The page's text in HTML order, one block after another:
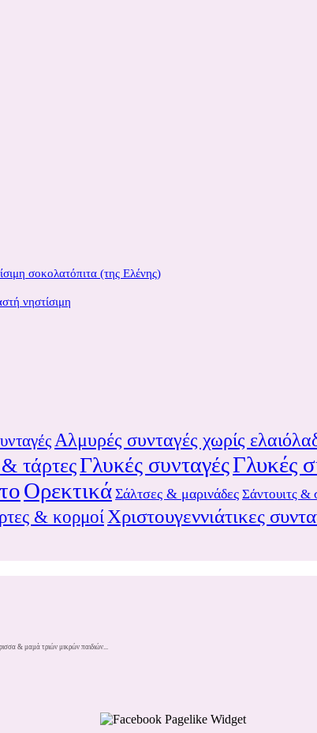
σοκολατόπιτα (της Ελένης)
νηστίσιμη
Αλμυρές συνταγές χωρίς
τάρτεςΓλυκές συνταγέςΓλυκές
Ορεκτικά Σάλτσες & μαρινάδες Σάντουιτς &
& κορμοί Χριστουγεννιάτικες
& μαμά τριών μικρών παιδιών...